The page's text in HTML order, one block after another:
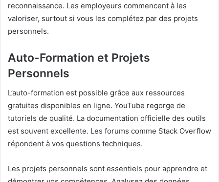
reconnaissance. Les employeurs commencent à les
valoriser, surtout si vous les complétez par des projets
personnels.
Auto-Formation et Projets
Personnels
L’auto-formation est possible grâce aux ressources
gratuites disponibles en ligne. YouTube regorge de
tutoriels de qualité. La documentation officielle des outils
est souvent excellente. Les forums comme Stack Overflow
répondent à vos questions techniques.
Les projets personnels sont essentiels pour apprendre et